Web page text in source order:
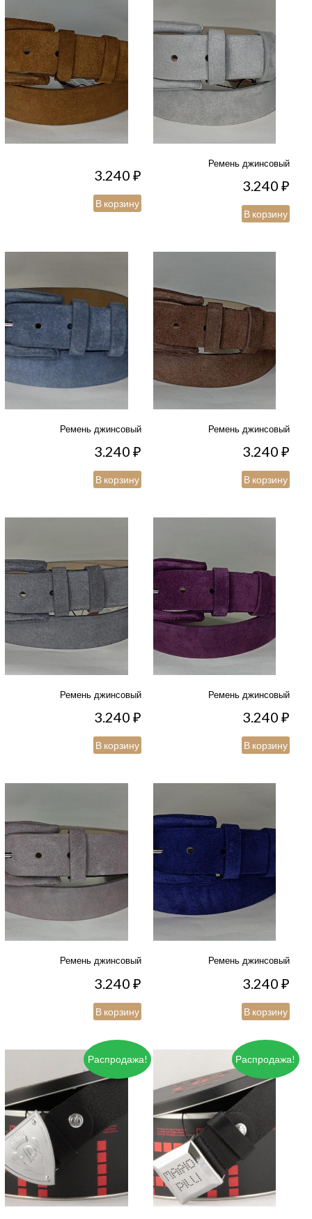
3.240₽
В корзину
Ремень джинсовый
3.240₽
В корзину
Ремень джинсовый
3.240₽
В корзину
Ремень джинсовый
3.240₽
В корзину
Ремень джинсовый
3.240₽
В корзину
Ремень джинсовый
3.240₽
В корзину
Ремень джинсовый
3.240₽
В корзину
Ремень джинсовый
3.240₽
В корзину
Распродажа! Распродажа!